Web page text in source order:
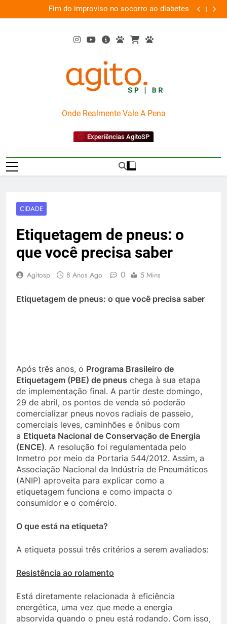
to
Fim do improviso no socorro ao diabetes
AgitoSP
Onde Realmente Vale A Pena
Experiências AgitoSP
CIDADE
Etiquetagem de pneus: o
que você precisa saber
Agitosp 8 Anos Ago 0 5 Mins
Etiquetagem de pneus: o que você precisa saber
Após três anos, o Programa Brasileiro de
Etiquetagem (PBE) de pneus chega à sua etapa
de implementação final. A partir deste domingo,
29 de abril, os pontos de venda só poderão
comercializar pneus novos radiais de passeio,
comerciais leves, caminhões e ônibus com
a Etiqueta Nacional de Conservação de Energia
(ENCE). A resolução foi regulamentada pelo
Inmetro por meio da Portaria 544/2012. Assim, a
Associação Nacional da Indústria de Pneumáticos
(ANIP) aproveita para explicar como a
etiquetagem funciona e como impacta o
consumidor e o comércio.
O que está na etiqueta?
A etiqueta possui três critérios a serem avaliados:
Resistência ao rolamento
Está diretamente relacionada à eficiência
energética, uma vez que mede a energia
absorvida quando o pneu está rodando. Com isso,